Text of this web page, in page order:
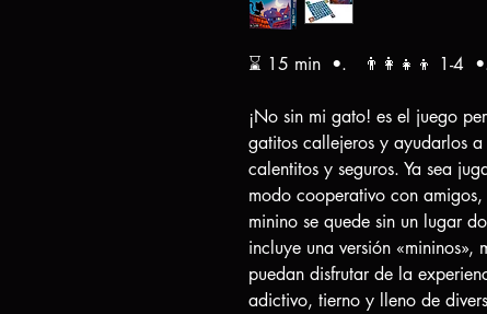
⌛ 15 min •. 👨‍👩‍👧‍👦 1-4
¡No sin mi gato! es el juego
gatitos callejeros y ayudarlos
calentitos y seguros. Ya sea
modo cooperativo con
minino se quede sin un lugar
incluye una versión «mininos»,
puedan disfrutar de la
adictivo, tierno y lleno de